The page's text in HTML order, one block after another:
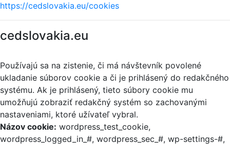
https://cedslovakia.eu/cookies
cedslovakia.eu
Používajú sa na zistenie, či má návštevník povolené
ukladanie súborov cookie a či je prihlásený do redakčného
systému. Ak je prihlásený, tieto súbory cookie mu
umožňujú zobraziť redakčný systém so zachovanými
nastaveniami, ktoré užívateľ vybral.
Názov cookie: wordpress_test_cookie,
wordpress_logged_in_#, wordpress_sec_#, wp-settings-#,